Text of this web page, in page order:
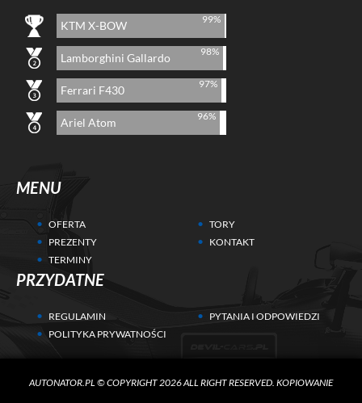
99%
KTM X-BOW
98%
Lamborghini Gallardo
97%
Ferrari F430
96%
Ariel Atom
MENU
OFERTA
PREZENTY
TERMINY
TORY
KONTAKT
PRZYDATNE
REGULAMIN
POLITYKA PRYWATNOŚCI
PYTANIA I ODPOWIEDZI
cookies) w celach statystycznych i marketingowych. Przeczytaj więcej w
AUTONATOR.PL © COPYRIGHT 2026 ALL RIGHT RESERVED. KOPIOWANIE